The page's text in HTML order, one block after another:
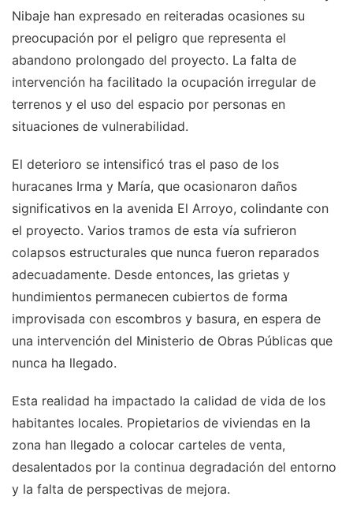
Nibaje han expresado en reiteradas ocasiones su
preocupación por el peligro que representa el
abandono prolongado del proyecto. La falta de
intervención ha facilitado la ocupación irregular de
terrenos y el uso del espacio por personas en
situaciones de vulnerabilidad.
El deterioro se intensificó tras el paso de los
huracanes Irma y María, que ocasionaron daños
significativos en la avenida El Arroyo, colindante con
el proyecto. Varios tramos de esta vía sufrieron
colapsos estructurales que nunca fueron reparados
adecuadamente. Desde entonces, las grietas y
hundimientos permanecen cubiertos de forma
improvisada con escombros y basura, en espera de
una intervención del Ministerio de Obras Públicas que
nunca ha llegado.
Esta realidad ha impactado la calidad de vida de los
habitantes locales. Propietarios de viviendas en la
zona han llegado a colocar carteles de venta,
desalentados por la continua degradación del entorno
y la falta de perspectivas de mejora.